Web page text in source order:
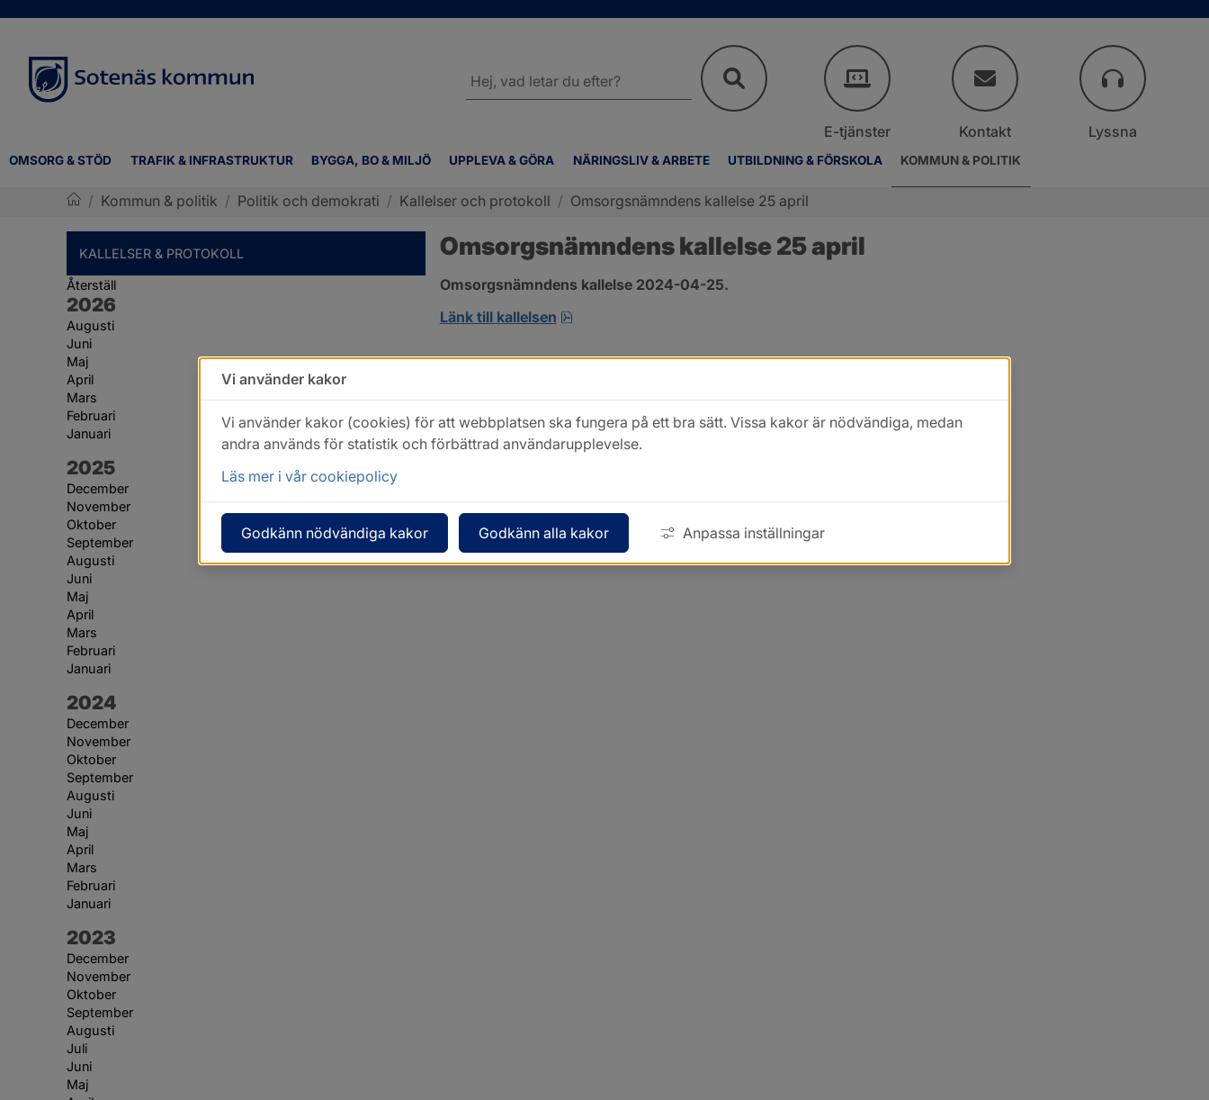
OMSORG & STÖD TRAFIK & INFRASTRUKTUR BYGGA, BO & MILJÖ UPPLEVA & GÖRA NÄRINGSLIV & ARBETE UTBILDNING & FÖRSKOLA KOMMUN & POLITIK
webbplatsen
E-tjänster Kontakt Lyssna
/ Kommun & politik / Politik och demokrati / Kallelser och protokoll / Omsorgsnämndens kallelse 25 april
KALLELSER & PROTOKOLL
Återställ
År:
2026
Augusti
Juni
Maj
April
Mars
Februari
Januari
År:
2025
December
November
Oktober
September
Augusti
Juni
Maj
April
Mars
Februari
Januari
År:
2024
December
November
Oktober
September
Augusti
Juni
Maj
April
Mars
Februari
Januari
År:
2023
December
November
Oktober
September
Augusti
Juli
Juni
Maj
Omsorgsnämndens kallelse 25 april
Omsorgsnämndens kallelse 2024-04-25.
Länk till kallelsen
pdf, 152.2 kB, öppnas i nytt fönster.
Vi använder kakor
Vi använder kakor (cookies) för att webbplatsen ska fungera på ett bra sätt. Vissa kakor är nödvändiga, medan
andra används för statistik och förbättrad användarupplevelse.
Läs mer i vår cookiepolicy
Godkänn nödvändiga kakor Godkänn alla kakor Anpassa inställningar